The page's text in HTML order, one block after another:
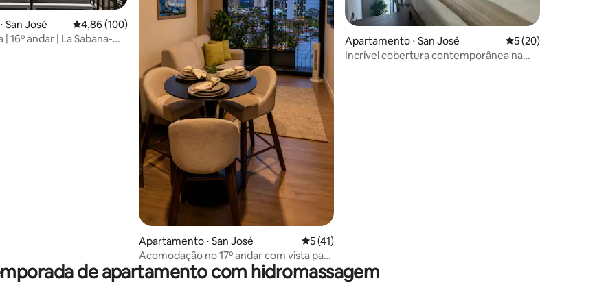
de 5, 56 avaliações
San José 4,86 de uma avaliação média de 5, 100 avaliações
4,86 (100)
16º andar | La Sabana-
Apartamento ⋅ San José 5 de uma avaliação média de 5, 41 avaliações
5 (41)
Acomodação no 17º andar com vista para
o horizonte | Piscina e terraço
Apartamento ⋅ San José 5 de uma
5 (20)
Incrível cobertura contemporânea na
de apartamento com hidromassagem